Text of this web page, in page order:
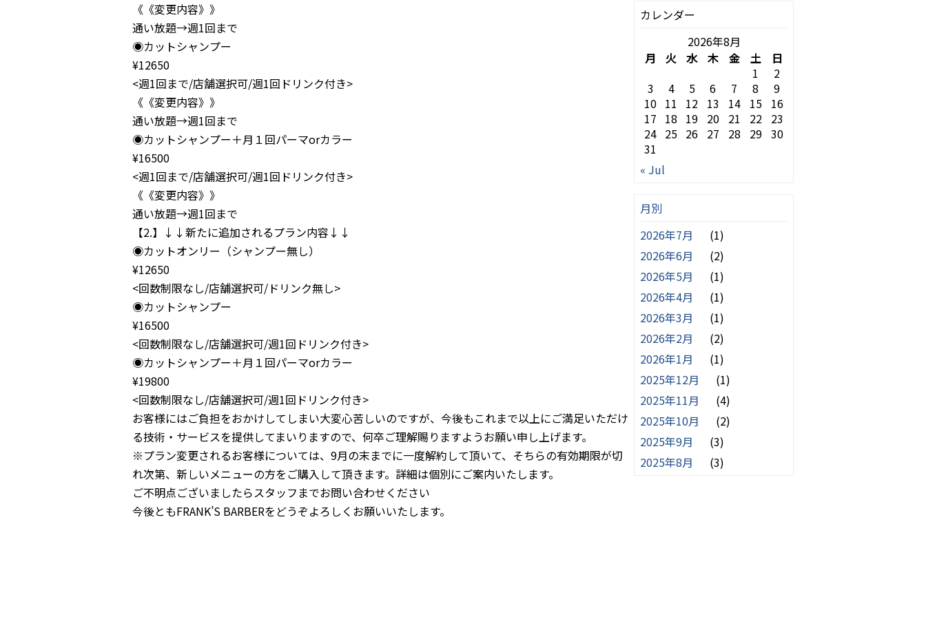
《《変更内容》》
通い放題→週1回まで
◉カットシャンプー
¥12650
<週1回まで/店舗選択可/週1回ドリンク付き>
《《変更内容》》
通い放題→週1回まで
◉カットシャンプー＋月１回パーマorカラー
¥16500
<週1回まで/店舗選択可/週1回ドリンク付き>
《《変更内容》》
通い放題→週1回まで
【2.】↓↓新たに追加されるプラン内容↓↓
◉カットオンリー（シャンプー無し）
¥12650
<回数制限なし/店舗選択可/ドリンク無し>
◉カットシャンプー
¥16500
<回数制限なし/店舗選択可/週1回ドリンク付き>
◉カットシャンプー＋月１回パーマorカラー
¥19800
<回数制限なし/店舗選択可/週1回ドリンク付き>
お客様にはご負担をおかけしてしまい大変心苦しいのですが、今後もこれまで以上にご満足いただけ
る技術・サービスを提供してまいりますので、何卒ご理解賜りますようお願い申し上げます。
※プラン変更されるお客様については、9月の末までに一度解約して頂いて、そちらの有効期限が切
れ次第、新しいメニューの方をご購入して頂きます。詳細は個別にご案内いたします。
ご不明点ございましたらスタッフまでお問い合わせください
今後ともFRANK’S BARBERをどうぞよろしくお願いいたします。
カレンダー
2026年8月
月
火 水 木 金 土 日
« Jul
1
2
3
4 5 6 7 8
9
10 11 12 13 14 15
16
17 18 19 20 21 22
23
24 25 26 27 28 29 30
31
月別
2026年7月
(1)
2026年6月
(2)
2026年5月
(1)
2026年4月
(1)
2026年3月
(1)
2026年2月
(2)
2026年1月
(1)
2025年12月
(1)
2025年11月
(4)
2025年10月
(2)
2025年9月
(3)
2025年8月
(3)